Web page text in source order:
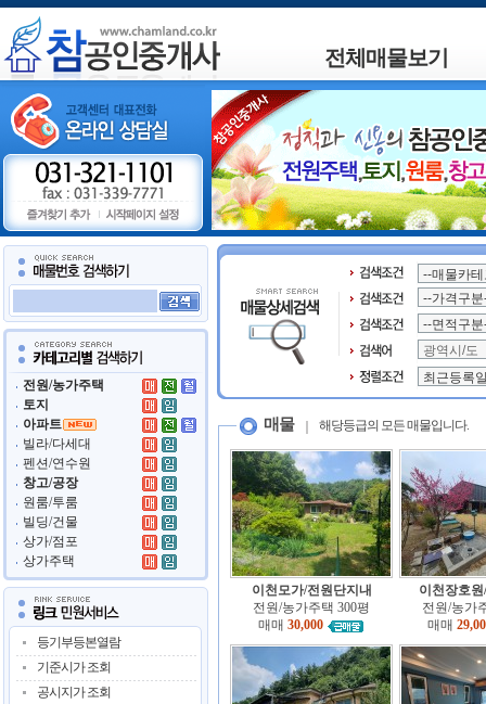
전체매물보기
전원/농가주택
토지
아파트
빌라/다세대
펜션/연수원
창고/공장
원룸/투룸
빌딩/건물
상가/점포
상가주택
등기부등본열람
기준시가 조회
공시지가 조회
매물 해당등급의 모든 매물입니다.
이천모가/전원단지내
전원/농가주택 300평
매매 30,000
이천장호
전원/농가
매매